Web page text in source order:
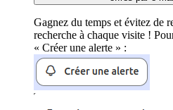
Gagnez du temps et évitez de
recherche à chaque visite !
« Créer une alerte » :